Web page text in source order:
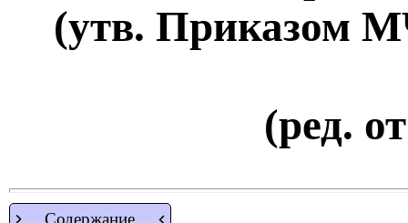
(утв. Приказом
(ред.
Содержание